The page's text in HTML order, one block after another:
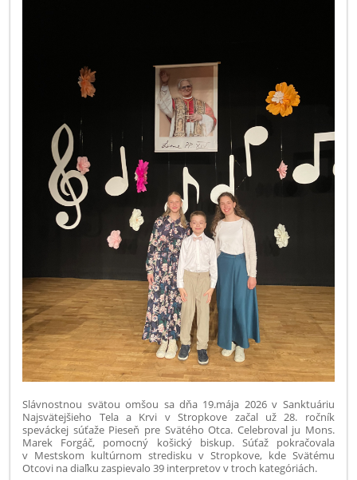
Slávnostnou svätou omšou sa dňa 19.mája 2026 v Sanktuáriu
Najsvätejšieho Tela a Krvi v Stropkove začal už 28. ročník
speváckej súťaže Pieseň pre Svätého Otca. Celebroval ju Mons.
Marek Forgáč, pomocný košický biskup. Súťaž pokračovala
v Mestskom kultúrnom stredisku v Stropkove, kde Svätému
Otcovi na diaľku zaspievalo 39 interpretov v troch kategóriách.